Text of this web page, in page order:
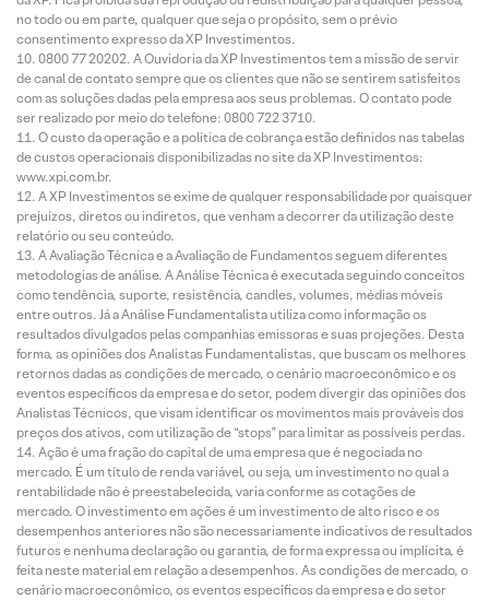
no todo ou em parte, qualquer que seja o propósito, sem o prévio
consentimento expresso da XP Investimentos.
0800 77 20202. A Ouvidoria da XP Investimentos tem a missão de servir
de canal de contato sempre que os clientes que não se sentirem satisfeitos
com as soluções dadas pela empresa aos seus problemas. O contato pode
ser realizado por meio do telefone: 0800 722 3710.
O custo da operação e a política de cobrança estão definidos nas tabelas
de custos operacionais disponibilizadas no site da XP Investimentos:
www.xpi.com.br.
A XP Investimentos se exime de qualquer responsabilidade por quaisquer
prejuízos, diretos ou indiretos, que venham a decorrer da utilização deste
relatório ou seu conteúdo.
A Avaliação Técnica e a Avaliação de Fundamentos seguem diferentes
metodologias de análise. A Análise Técnica é executada seguindo conceitos
como tendência, suporte, resistência, candles, volumes, médias móveis
entre outros. Já a Análise Fundamentalista utiliza como informação os
resultados divulgados pelas companhias emissoras e suas projeções. Desta
forma, as opiniões dos Analistas Fundamentalistas, que buscam os melhores
retornos dadas as condições de mercado, o cenário macroeconômico e os
eventos específicos da empresa e do setor, podem divergir das opiniões dos
Analistas Técnicos, que visam identificar os movimentos mais prováveis dos
preços dos ativos, com utilização de “stops” para limitar as possíveis perdas.
Ação é uma fração do capital de uma empresa que é negociada no
mercado. É um título de renda variável, ou seja, um investimento no qual a
rentabilidade não é preestabelecida, varia conforme as cotações de
mercado. O investimento em ações é um investimento de alto risco e os
desempenhos anteriores não são necessariamente indicativos de resultados
futuros e nenhuma declaração ou garantia, de forma expressa ou implícita, é
feita neste material em relação a desempenhos. As condições de mercado, o
cenário macroeconômico, os eventos específicos da empresa e do setor